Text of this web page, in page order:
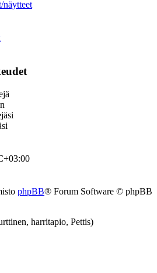
phpBB® Forum Software © phpBB
harritapio, Pettis)